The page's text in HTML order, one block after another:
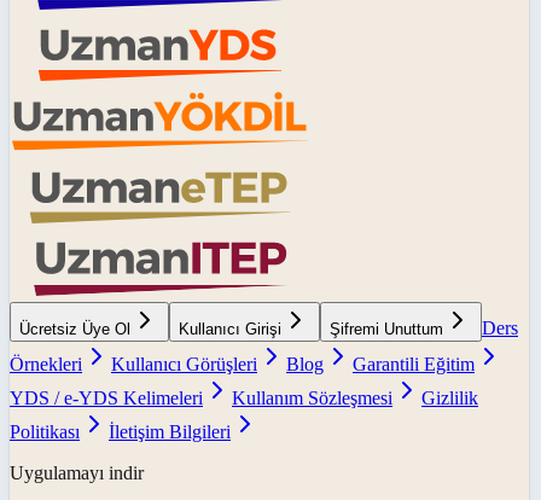
Ücretsiz Üye Ol Kullanıcı Girişi Şifremi Unuttum
Ders
Örnekleri
Kullanıcı Görüşleri Blog
Garantili Eğitim
YDS / e-YDS Kelimeleri
Kullanım Sözleşmesi
Gizlilik
Politikası
İletişim Bilgileri
Uygulamayı indir